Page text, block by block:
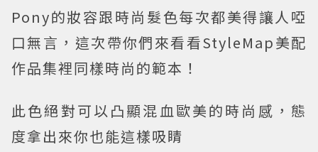
Pony的妝容跟時尚髮色每次都美得讓人啞
口無言，這次帶你們來看看StyleMap美配
作品集裡同樣時尚的範本！
此色絕對可以凸顯混血歐美的時尚感，態
度拿出來你也能這樣吸睛